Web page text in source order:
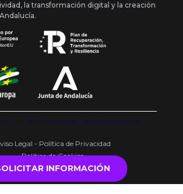
INFORMACIÓN
la transformación digital y la creación
}} ® Franquishop. Todos los derechos
Legal - Política de Privacidad
Política de Cookies